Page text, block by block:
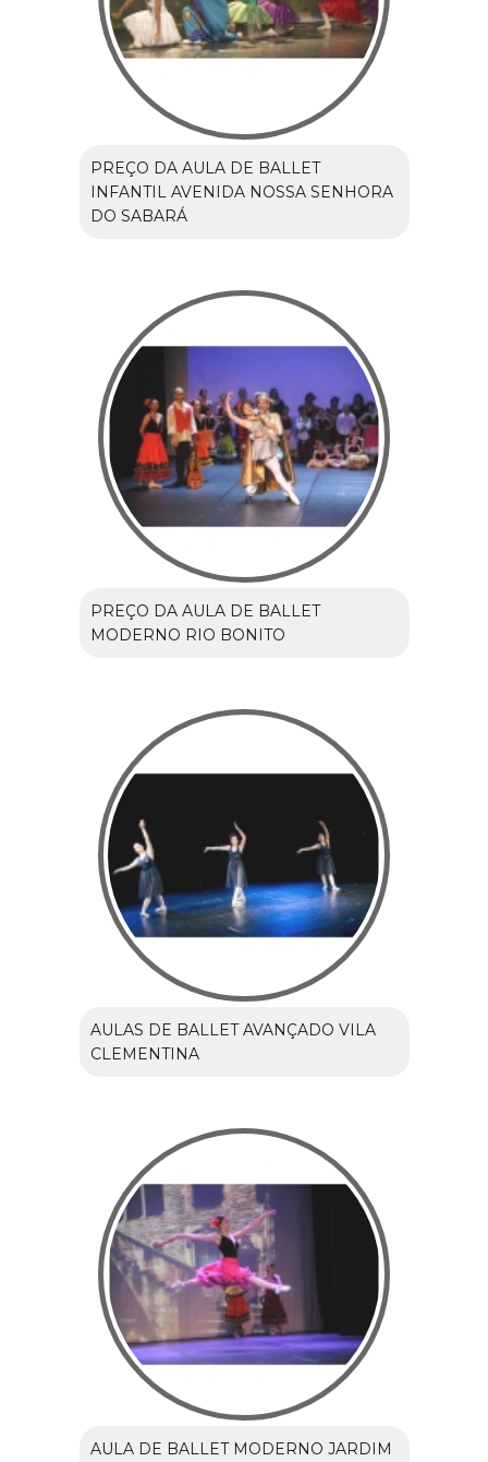
PREÇO DA AULA DE BALLET
INFANTIL AVENIDA NOSSA SENHORA
DO SABARÁ
PREÇO DA AULA DE BALLET
MODERNO RIO BONITO
AULAS DE BALLET AVANÇADO VILA
CLEMENTINA
AULA DE BALLET MODERNO JARDIM